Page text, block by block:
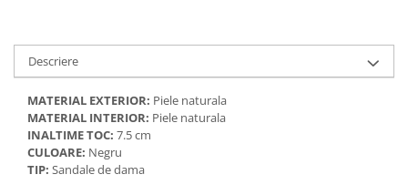
Descriere
MATERIAL EXTERIOR: Piele naturala
MATERIAL INTERIOR: Piele naturala
INALTIME TOC: 7.5 cm
CULOARE: Negru
TIP: Sandale de dama